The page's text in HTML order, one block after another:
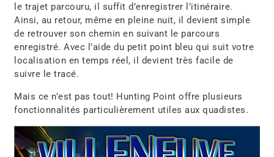
le trajet parcouru, il suffit d’enregistrer l’itinéraire.
Ainsi, au retour, même en pleine nuit, il devient simple
de retrouver son chemin en suivant le parcours
enregistré. Avec l’aide du petit point bleu qui suit votre
localisation en temps réel, il devient très facile de
suivre le tracé.
Mais ce n’est pas tout! Hunting Point offre plusieurs
fonctionnalités particulièrement utiles aux quadistes.